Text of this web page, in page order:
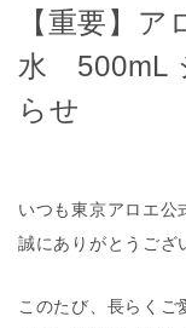
【重要】
水 500mL
らせ
いつも東京アロエ公
誠にありがとうござ
このたび、長らくご